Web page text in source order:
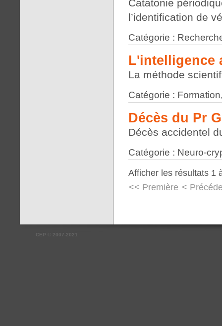
Catatonie
l’identification de
Catégorie :
L'intelligence
La méthode
Catégorie :
Décès du Pr
Décès accidentel
Catégorie : Neuro-
Afficher les résultats 1
<< Première <
CEP 2007-2021